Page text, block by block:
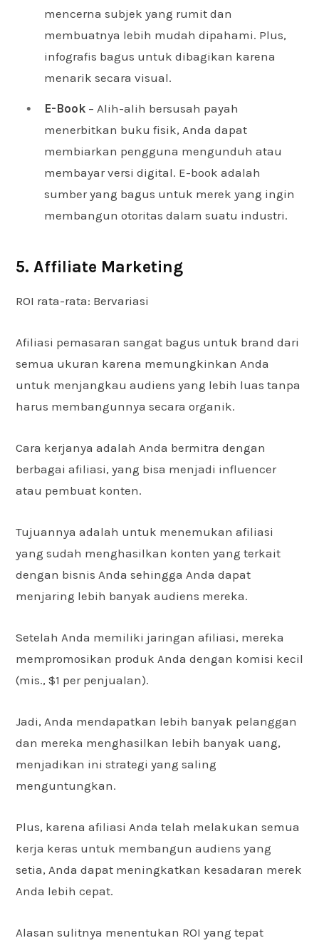
mencerna subjek yang rumit dan
membuatnya lebih mudah dipahami. Plus,
infografis bagus untuk dibagikan karena
menarik secara visual.
E-Book – Alih-alih bersusah payah
menerbitkan buku fisik, Anda dapat
membiarkan pengguna mengunduh atau
membayar versi digital. E-book adalah
sumber yang bagus untuk merek yang ingin
membangun otoritas dalam suatu industri.
5. Affiliate Marketing
ROI rata-rata: Bervariasi
Afiliasi pemasaran sangat bagus untuk brand dari
semua ukuran karena memungkinkan Anda
untuk menjangkau audiens yang lebih luas tanpa
harus membangunnya secara organik.
Cara kerjanya adalah Anda bermitra dengan
berbagai afiliasi, yang bisa menjadi influencer
atau pembuat konten.
Tujuannya adalah untuk menemukan afiliasi
yang sudah menghasilkan konten yang terkait
dengan bisnis Anda sehingga Anda dapat
menjaring lebih banyak audiens mereka.
Setelah Anda memiliki jaringan afiliasi, mereka
mempromosikan produk Anda dengan komisi kecil
(mis., $1 per penjualan).
Jadi, Anda mendapatkan lebih banyak pelanggan
dan mereka menghasilkan lebih banyak uang,
menjadikan ini strategi yang saling
menguntungkan.
Plus, karena afiliasi Anda telah melakukan semua
kerja keras untuk membangun audiens yang
setia, Anda dapat meningkatkan kesadaran merek
Anda lebih cepat.
Alasan sulitnya menentukan ROI yang tepat